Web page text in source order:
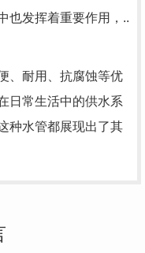
也发挥着重要作用，..
、耐用、抗腐蚀等优
日常生活中的供水系
种水管都展现出了其